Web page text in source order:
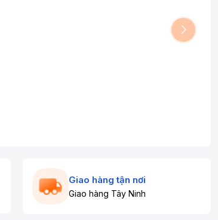
Giao hàng tận nơi
Giao hàng Tây Ninh